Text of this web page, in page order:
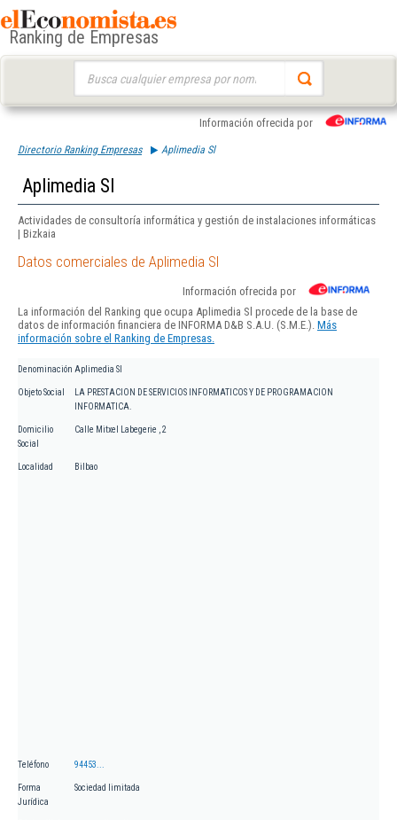
Ranking de Empresas
Información ofrecida por
Directorio Ranking Empresas Aplimedia Sl
Aplimedia Sl
Actividades de consultoría informática y gestión de instalaciones informáticas
| Bizkaia
Datos comerciales de Aplimedia Sl
Información ofrecida por
La información del Ranking que ocupa Aplimedia Sl procede de la base de
datos de información financiera de INFORMA D&B S.A.U. (S.M.E.). Más
información sobre el Ranking de Empresas.
Denominación Aplimedia Sl
Objeto Social
LA PRESTACION DE SERVICIOS INFORMATICOS Y DE PROGRAMACION
INFORMATICA.
Domicilio
Social
Calle Mitxel Labegerie , 2
Localidad Bilbao
Teléfono 94453...
Forma
Jurídica
Sociedad limitada